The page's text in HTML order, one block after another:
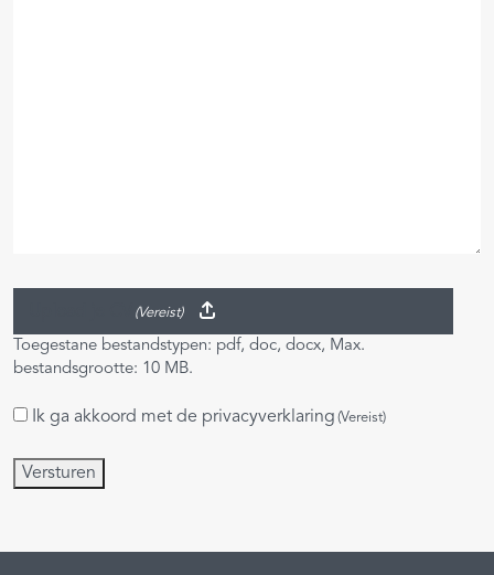
(Vereist)
Toegestane bestandstypen: pdf, doc, docx, Max.
bestandsgrootte: 10 MB.
Instemming
Ik ga akkoord met de privacyverklaring (Vereist)
Versturen